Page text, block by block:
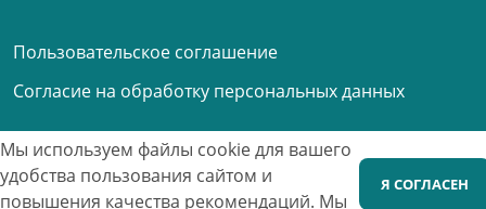
Мы используем файлы cookie для вашего
удобства пользования сайтом и
повышения качества рекомендаций. Мы
Я СОГЛАСЕН
Пользовательское соглашение
Согласие на обработку персональных данных
Принимаем к оплате